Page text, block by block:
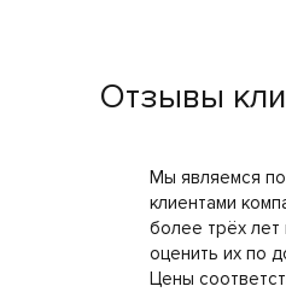
Отзывы
Мы являемся
клиентами
более трёх лет
оценить их по
Цены